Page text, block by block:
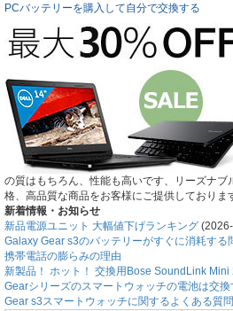
PCバッテリーを購入して自分で交換する
の質はもちろん、性能も高いです、リーズナブ
格、高品質な商品をお客様にご提供しておりま
新着情報・お知らせ
新品電源ユニット 大幅値下げランキング
Galaxy Gear s3のバッテリーがすぐに消耗する
携帯電話の膨らみの理由
新製品！ ホット！ 交換用Bose SoundLink Mini
Gearシリーズのスマートウォッチの電池は交換
Gear s3スマートウォッチに関するよくある質問